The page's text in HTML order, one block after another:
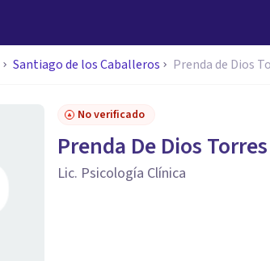
Santiago de los Caballeros Prenda de Dios
No verificado
Prenda De Dios
Lic. Psicología Clínica